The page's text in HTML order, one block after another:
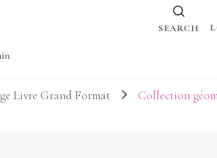
SEARCH
Livre Grand Format
Collection